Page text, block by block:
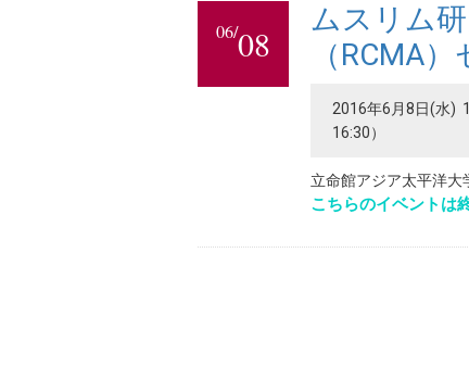
06/08
ムスリム
（RCMA
2016年6月8日(水)
16:30）
立命館アジア太平洋大
こちらのイベントは